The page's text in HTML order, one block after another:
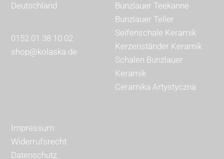
Deutschland
0152 01 38 10 02
shop@kolaska.de
Bunzlauer Teekanne
Bunzlauer Teller
Seifenschale Keramik
Kerzenständer Keramik
Schalen Bunzlauer
Keramik
Ceramika Artystyczna
Impressum
Widerrufsrecht
Datenschutz